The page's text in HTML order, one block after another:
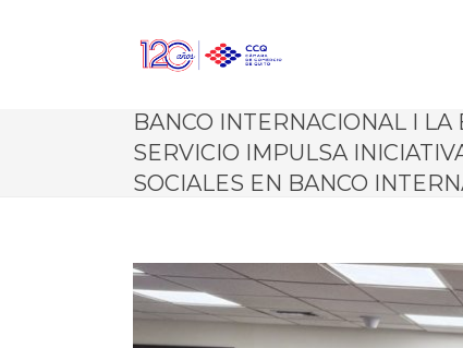
BANCO INTERNACIONAL I LA
SERVICIO IMPULSA
SOCIALES EN BANCO